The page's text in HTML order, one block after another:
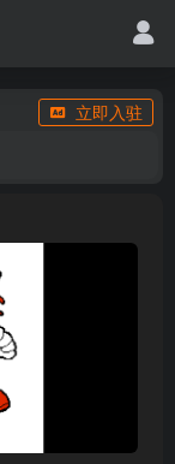
立即入驻